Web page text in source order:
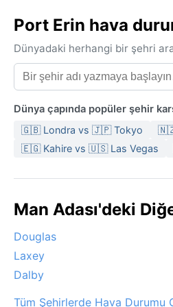
Port Erin hava
Dünyadaki herhangi bir şehri
Dünya çapında popüler şehir
🇬🇧 Londra vs 🇯🇵 Tokyo
🇳🇿
🇪🇬 Kahire vs 🇺🇸 Las Vegas
Man Adası'deki
Douglas
Laxey
Dalby
Tüm Şehirlerde Hava Durumu